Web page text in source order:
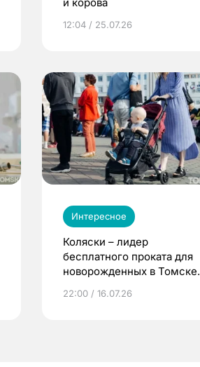
12:04 / 25.07.26
Интересное
Коляски – лидер
бесплатного проката для
новорожденных в Томске.
22:00 / 16.07.26